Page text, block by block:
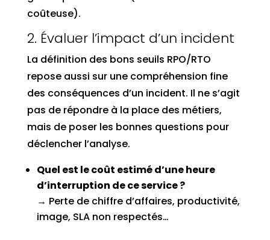
coûteuse).
2. Évaluer l’impact d’un incident
La définition des bons seuils RPO/RTO
repose aussi sur une compréhension fine
des conséquences d’un incident. Il ne s’agit
pas de répondre à la place des métiers,
mais de poser les bonnes questions pour
déclencher l’analyse.
Quel est le coût estimé d’une heure
d’interruption de ce service ?
→ Perte de chiffre d’affaires, productivité,
image, SLA non respectés…